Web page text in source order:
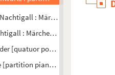
Nachtigall : Märchenbilder [pour
: Märchenbilder [pour
[quatuor pour piano, violon et
[partition piano et chœur mixte] /